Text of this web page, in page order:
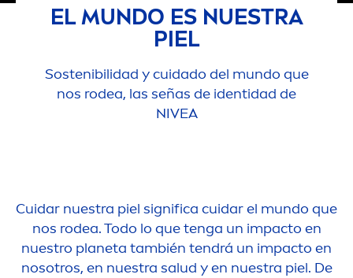
EL MUNDO ES NUESTRA
PIEL
Sostenibilidad y cuidado del mundo que
nos rodea, las señas de identidad de
NIVEA
Cuidar nuestra piel significa cuidar el mundo que
nos rodea. Todo lo que tenga un impacto en
nuestro planeta también tendrá un impacto en
nosotros, en nuestra salud y en nuestra piel. De